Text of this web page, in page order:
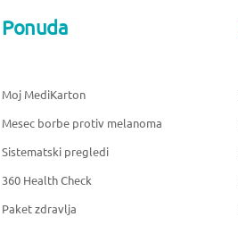
Ponuda
Moj MediKarton
Mesec borbe protiv melanoma
Sistematski pregledi
360 Health Check
Paket zdravlja